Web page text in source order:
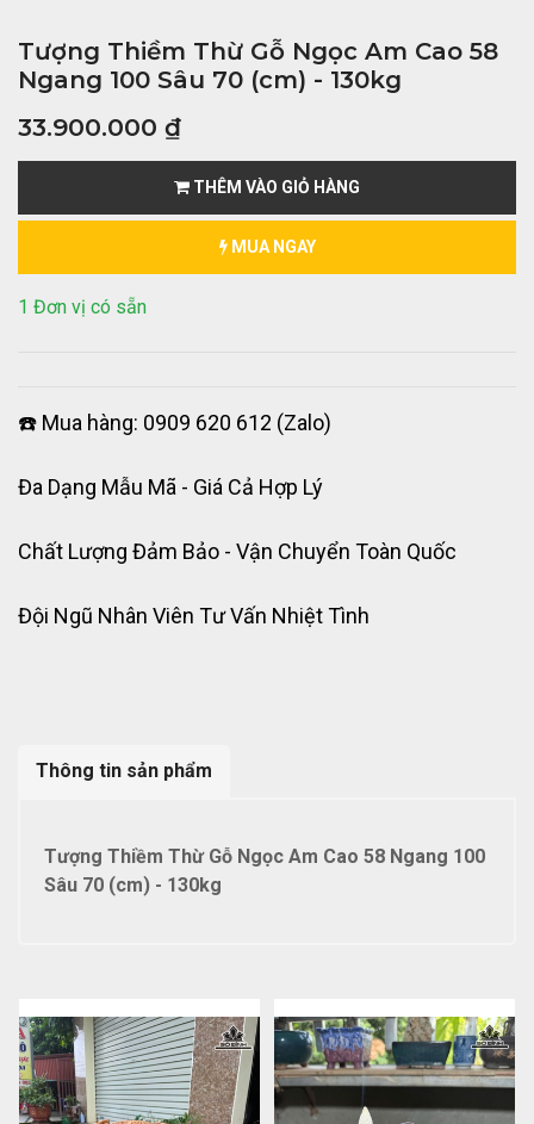
Tượng Thiềm Thừ Gỗ Ngọc Am Cao 58
Ngang 100 Sâu 70 (cm) - 130kg
33.900.000 ₫
THÊM VÀO GIỎ HÀNG
MUA NGAY
1 Đơn vị có sẵn
☎️ Mua hàng: 0909 620 612 (Zalo)
Đa Dạng Mẫu Mã - Giá Cả Hợp Lý
Chất Lượng Đảm Bảo - Vận Chuyển Toàn Quốc
Đội Ngũ Nhân Viên Tư Vấn Nhiệt Tình
Thông tin sản phẩm
Tượng Thiềm Thừ Gỗ Ngọc Am Cao 58 Ngang 100
Sâu 70 (cm) - 130kg